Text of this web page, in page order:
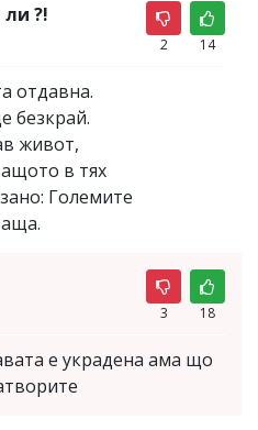
?!
2 14
отдавна.
безкрай.
живот,
в тях
Големите
3 18
е украдена ама що